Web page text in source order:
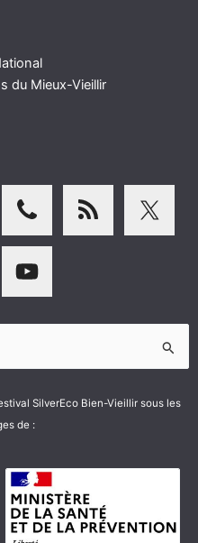
du Mieux-Vieillir
SilverEco Bien-Vieillir sous les
de :